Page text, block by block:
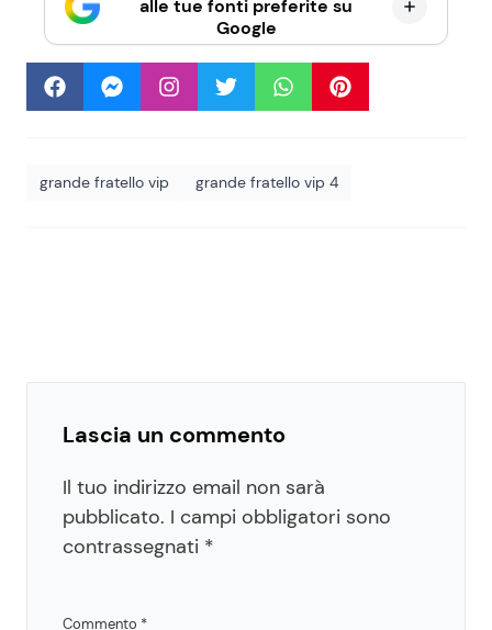
alle tue fonti preferite su
Google
grande fratello vip grande fratello vip 4
Lascia un commento
Il tuo indirizzo email non sarà
pubblicato. I campi obbligatori sono
contrassegnati *
Commento *